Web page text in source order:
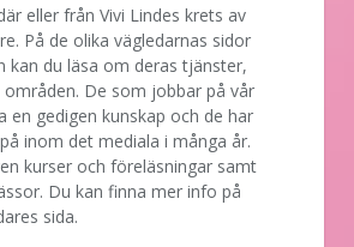
eller från Vivi Lindes krets av
På de olika vägledarnas sidor
kan du läsa om deras tjänster,
De som jobbar på vår
en gedigen kunskap och de har
inom det mediala i många år.
kurser och föreläsningar samt
Du kan finna mer info på
sida.